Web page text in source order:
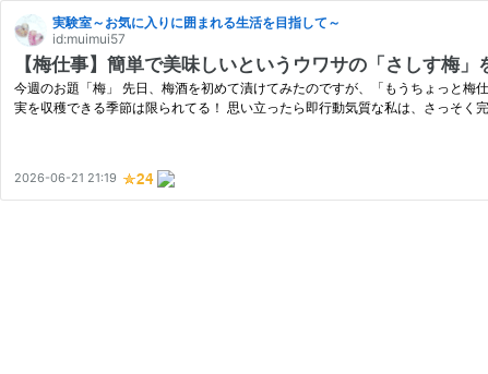
実験室～お気に入りに囲まれる生活を目指して～
id:muimui57
【梅仕事】簡単で美味しいというウワサの「さしす梅」
今週のお題「梅」 先日、梅酒を初めて漬けてみたのですが、「もうちょっと
実を収穫できる季節は限られてる！ 思い立ったら即行動気質な私は、さっそく
2026-06-21 21:19